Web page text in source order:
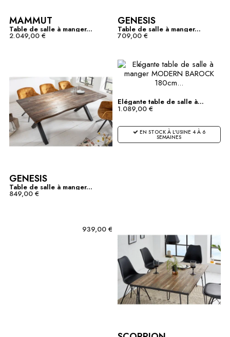
MAMMUT
Table de salle à manger...
2.049,00 €
GENESIS
Table de salle à manger...
709,00 €
GENESIS
Table de salle à manger...
849,00 €
Elégante table de salle à...
1.089,00 €
EN STOCK À L'USINE 4 À 6
SEMAINES
939,00 €